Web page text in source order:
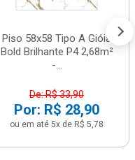
Piso 58x58 Tipo A Gióia
Bold Brilhante P4 2,68m²
-...
De: R$ 33,90
Por: R$ 28,90
ou em até 5x de R$ 5,78